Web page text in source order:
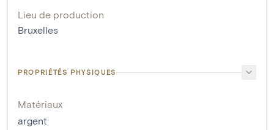
Lieu de production
Bruxelles
PROPRIÉTÉS PHYSIQUES
Matériaux
argent